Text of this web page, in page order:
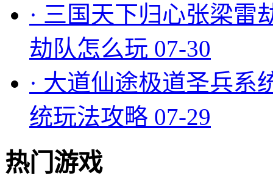
· 三国天下归心张梁雷
劫队怎么玩 07-30
· 大道仙途极道圣兵系
统玩法攻略 07-29
热门游戏